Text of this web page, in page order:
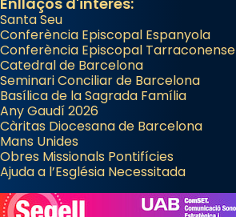
Santa Seu
Conferència Episcopal Espanyola
Conferència Episcopal Tarraconense
Catedral de Barcelona
Seminari Conciliar de Barcelona
Basílica de la Sagrada Família
Any Gaudí 2026
Càritas Diocesana de Barcelona
Mans Unides
Obres Missionals Pontifícies
Ajuda a l’Església Necessitada